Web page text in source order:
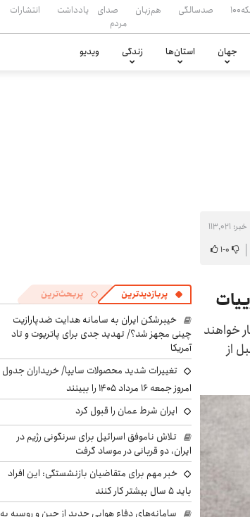
صدسالگی هم‌زبان
صدای
مردم
یادداشت انتشارات
جهان استان‌ها زندگی ویدیو
خبر: ۱۱۳٬۰۲۱
۰-۱
متوسطه ساعت ۷:۳۰ شروع به کار خواهند
مدارس باید ۳۰ دقیقه قبل از
پربازدیدترین پربحث‌ترین
خیبرشکن ایران به سامانه هدایت ضدپارازیت
چینی مجهز شد؟/ تهدید جدی برای پاتریوت و تاد
آمریکا
تغییرات شدید محصولات سایپا/ خریداران جدول
امروز جمعه ۱۶ مرداد ۱۴۰۵ را ببینند
ایران شرط عمان را قبول کرد
تلاش ناموفق اسرائیل برای سرنگونی رژیم در
ایران، دو قربانی در موساد گرفت
خبر مهم برای متقاضیان بازنشستگی: این افراد
باید ۵ سال بیشتر کار کنند
سامانه‌های دفاع هوایی جدید از چین و روسیه به